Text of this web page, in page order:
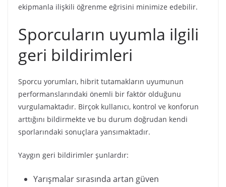
ekipmanla ilişkili öğrenme eğrisini minimize edebilir.
Sporcuların uyumla ilgili
geri bildirimleri
Sporcu yorumları, hibrit tutamakların uyumunun
performanslarındaki önemli bir faktör olduğunu
vurgulamaktadır. Birçok kullanıcı, kontrol ve konforun
arttığını bildirmekte ve bu durum doğrudan kendi
sporlarındaki sonuçlara yansımaktadır.
Yaygın geri bildirimler şunlardır:
Yarışmalar sırasında artan güven